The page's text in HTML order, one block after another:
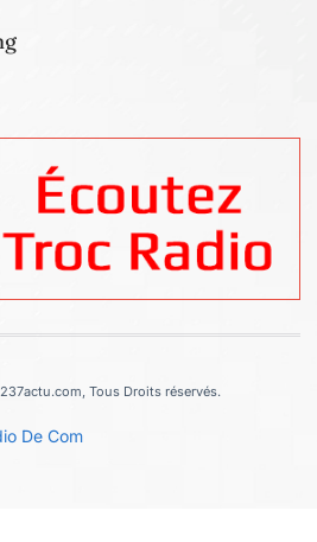
Tous Droits réservés.
De Com